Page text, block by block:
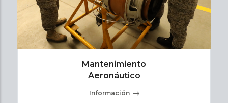
Mantenimiento
Aeronáutico
Información